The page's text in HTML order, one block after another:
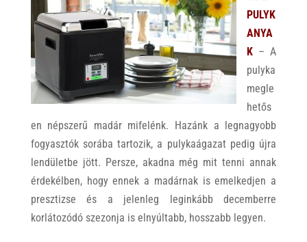
PULYK
ANYA
K– A
pulyka
megle
hetős
en népszerű madár mifelénk. Hazánk a legnagyobb
fogyasztók sorába tartozik, a pulykaágazat pedig újra
lendületbe jött. Persze, akadna még mit tenni annak
érdekélben, hogy ennek a madárnak is emelkedjen a
presztizse és a jelenleg leginkább decemberre
korlátozódó szezonja is elnyúltabb, hosszabb legyen.